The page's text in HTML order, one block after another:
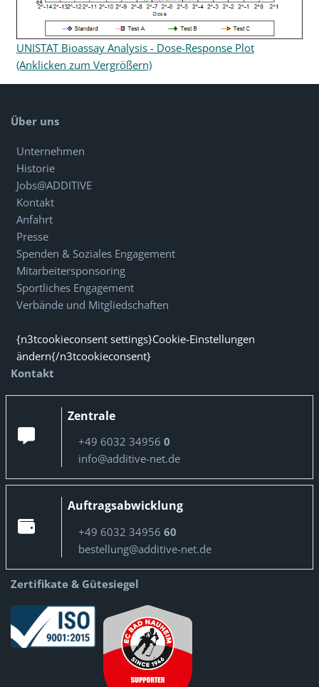
UNISTAT Bioassay Analysis - Dose-Response Plot
(Anklicken zum Vergrößern)
Über uns
Unternehmen
Historie
Jobs@ADDITIVE
Kontakt
Anfahrt
Presse
Spenden & Soziales Engagement
Mitarbeitersponsoring
Sportliches Engagement
Verbände und Mitgliedschaften
{n3tcookieconsent settings}Cookie-Einstellungen
ändern{/n3tcookieconsent}
Kontakt
Zentrale
+49 6032 34956 0
info@additive-net.de
Auftragsabwicklung
+49 6032 34956 60
bestellung@additive-net.de
Zertifikate & Gütesiegel